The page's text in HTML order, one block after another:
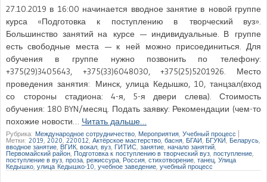
27.10.2019 в 16:00 начинается вводное занятие в новой группе
курса «Подготовка к поступлению в творческий вуз».
Большинство занятий на курсе — индивидуальные. В группе
есть свободные места — к ней можно присоединиться. Для
обучения в группе нужно позвонить по телефону:
+375(29)3405643, +375(33)6048030, +375(25)5201926. Место
проведения занятия: Минск, улица Кедышко, 10, танцзал(вход
со стороны стадиона: 4-я, 5-я двери слева). Стоимость
обучения: 180 BYN/месяц. Подать заявку: Рекомендации (чем-то
похожие новости… Читать дальше…
Рубрика: Международное сотрудничество Мероприятия Учебный процесс
Метки: 2019 2020, 220012 Актёрское мастерство басня БГАИ БГУКИ Беларусь
вводное занятие ВГИК вокал вуз ГИТИС занятие начало занятий
Первомайский район Подготовка к поступлению в творческий вуз поступление
поступление в вуз проза ,режиссура Россия стихотворение танец Улица
Кедышко улица Кедышко-10 учебное заведение учебный процесс